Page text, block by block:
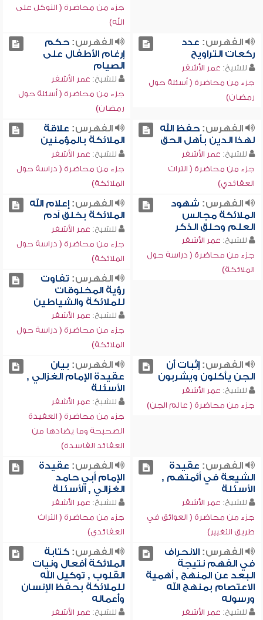
جزء من محاضرة ( التوكل على
الله)
الفهرس: عدد
ركعات التراويح
للشيخ: عمر الأشقر
جزء من محاضرة ( أسئلة حول
رمضان)
الفهرس:حكم
إرغام الأطفال على
الصيام
للشيخ: عمر الأشقر
جزء من محاضرة ( أسئلة حول
رمضان)
الفهرس:حفظ الله
لهذا الدين بأهل الحق
للشيخ: عمر الأشقر
جزء من محاضرة ( التراث
العقائدي)
الفهرس: علاقة
الملائكة بالمؤمنين
للشيخ: عمر الأشقر
جزء من محاضرة ( دراسة حول
الملائكة)
الفهرس: شهود
الملائكة مجالس
العلم وحلق الذكر
للشيخ: عمر الأشقر
جزء من محاضرة ( دراسة حول
الملائكة)
الفهرس:إعلام الله
الملائكة بخلق آدم
للشيخ: عمر الأشقر
جزء من محاضرة ( دراسة حول
الملائكة)
الفهرس: تفاوت
رؤية المخلوقات
للملائكة والشياطين
للشيخ: عمر الأشقر
جزء من محاضرة ( دراسة حول
الملائكة)
الفهرس:إثبات أن
الجن يأكلون ويشربون
للشيخ: عمر الأشقر
جزء من محاضرة ( عالم الجن)
الفهرس: بيان
عقيدة الإمام الغزالي ,
الأسئلة
للشيخ: عمر الأشقر
جزء من محاضرة ( العقيدة
الصحيحة وما يضادها من
العقائد الفاسدة)
الفهرس: عقيدة
الشيعة في أئمتهم ,
الأسئلة
للشيخ: عمر الأشقر
جزء من محاضرة ( العوائق في
طريق التغيير)
الفهرس: عقيدة
الإمام أبي حامد
الغزالي , الأسئلة
للشيخ: عمر الأشقر
جزء من محاضرة ( التراث
العقائدي)
الفهرس:الانحراف
في الفهم نتيجة
البعد عن المنهج , أهمية
الاعتصام بمنهج الله
ورسوله
للشيخ: عمر الأشقر
الفهرس:كتابة
الملائكة أفعال ونيات
القلوب , توكيل الله
للملائكة بحفظ الإنسان
وأعماله
للشيخ: عمر الأشقر